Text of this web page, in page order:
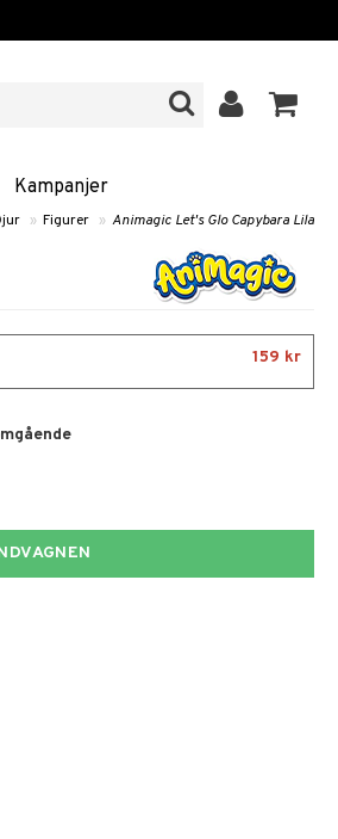
Kampanjer
» Figurer » Animagic Let's Glo Capybara Lila
159 kr